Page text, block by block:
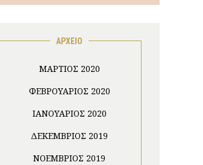
ΑΡΧΕΙΟ
ΜΆΡΤΙΟΣ 2020
ΦΕΒΡΟΥΆΡΙΟΣ 2020
ΙΑΝΟΥΆΡΙΟΣ 2020
ΔΕΚΈΜΒΡΙΟΣ 2019
ΝΟΈΜΒΡΙΟΣ 2019